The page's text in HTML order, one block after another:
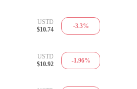
USTD
$10.74
-3.3%
USTD
$10.92
-1.96%